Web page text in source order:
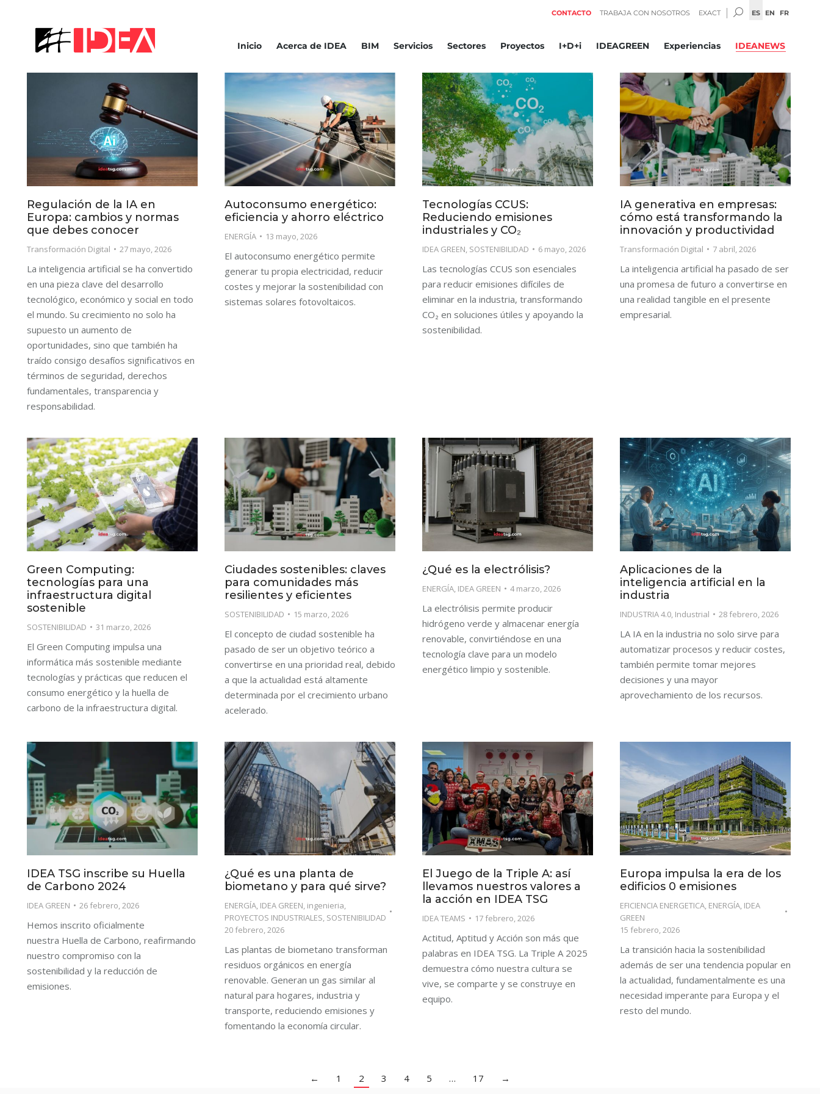
CONTACTO TRABAJA CON NOSOTROS EXACT BUSCAR:
ES EN FR
Inicio Acerca de IDEA BIM Servicios Sectores Proyectos I+D+i IDEAGREEN Experiencias IDEANEWS
Regulación de la IA en
Europa: cambios y normas
que debes conocer
Transformación Digital 27 mayo, 2026
La inteligencia artificial se ha convertido
en una pieza clave del desarrollo
tecnológico, económico y social en todo
el mundo. Su crecimiento no solo ha
supuesto un aumento de
oportunidades, sino que también ha
traído consigo desafíos significativos en
términos de seguridad, derechos
fundamentales, transparencia y
responsabilidad.
Autoconsumo energético:
eficiencia y ahorro eléctrico
ENERGÍA 13 mayo, 2026
El autoconsumo energético permite
generar tu propia electricidad, reducir
costes y mejorar la sostenibilidad con
sistemas solares fotovoltaicos.
Tecnologías CCUS:
Reduciendo emisiones
industriales y CO₂
IDEA GREEN, SOSTENIBILIDAD 6 mayo, 2026
Las tecnologías CCUS son esenciales
para reducir emisiones difíciles de
eliminar en la industria, transformando
CO₂ en soluciones útiles y apoyando la
sostenibilidad.
IA generativa en empresas:
cómo está transformando la
innovación y productividad
Transformación Digital 7 abril, 2026
La inteligencia artificial ha pasado de ser
una promesa de futuro a convertirse en
una realidad tangible en el presente
empresarial.
Green Computing:
tecnologías para una
infraestructura digital
sostenible
SOSTENIBILIDAD 31 marzo, 2026
El Green Computing impulsa una
informática más sostenible mediante
tecnologías y prácticas que reducen el
consumo energético y la huella de
carbono de la infraestructura digital.
Ciudades sostenibles: claves
para comunidades más
resilientes y eficientes
SOSTENIBILIDAD 15 marzo, 2026
El concepto de ciudad sostenible ha
pasado de ser un objetivo teórico a
convertirse en una prioridad real, debido
a que la actualidad está altamente
determinada por el crecimiento urbano
acelerado.
¿Qué es la electrólisis?
ENERGÍA, IDEA GREEN 4 marzo, 2026
La electrólisis permite producir
hidrógeno verde y almacenar energía
renovable, convirtiéndose en una
tecnología clave para un modelo
energético limpio y sostenible.
Aplicaciones de la
inteligencia artificial en la
industria
INDUSTRIA 4.0, Industrial 28 febrero, 2026
LA IA en la industria no solo sirve para
automatizar procesos y reducir costes,
también permite tomar mejores
decisiones y una mayor
aprovechamiento de los recursos.
IDEA TSG inscribe su Huella
de Carbono 2024
IDEA GREEN 26 febrero, 2026
Hemos inscrito oficialmente
nuestra Huella de Carbono, reafirmando
nuestro compromiso con la
sostenibilidad y la reducción de
emisiones.
¿Qué es una planta de
biometano y para qué sirve?
ENERGÍA, IDEA GREEN, ingenieria,
PROYECTOS INDUSTRIALES, SOSTENIBILIDAD
20 febrero, 2026
Las plantas de biometano transforman
residuos orgánicos en energía
renovable. Generan un gas similar al
natural para hogares, industria y
transporte, reduciendo emisiones y
fomentando la economía circular.
El Juego de la Triple A: así
llevamos nuestros valores a
la acción en IDEA TSG
IDEA TEAMS 17 febrero, 2026
Actitud, Aptitud y Acción son más que
palabras en IDEA TSG. La Triple A 2025
demuestra cómo nuestra cultura se
vive, se comparte y se construye en
equipo.
Europa impulsa la era de los
edificios 0 emisiones
EFICIENCIA ENERGETICA, ENERGÍA, IDEA
GREEN
15 febrero, 2026
La transición hacia la sostenibilidad
además de ser una tendencia popular en
la actualidad, fundamentalmente es una
necesidad imperante para Europa y el
resto del mundo.
← 1 2 3 4 5 … 17 →